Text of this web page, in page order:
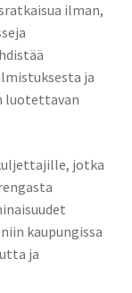
ilman,
ja
luotettavan
jotka
kaupungissa
ja